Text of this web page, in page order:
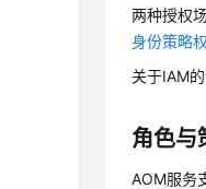
两种授权
身份策略
关于IAM
角色与
AOM服务